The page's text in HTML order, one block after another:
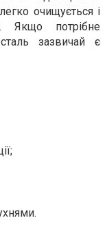
очищується і
Якщо потрібне
зазвичай є